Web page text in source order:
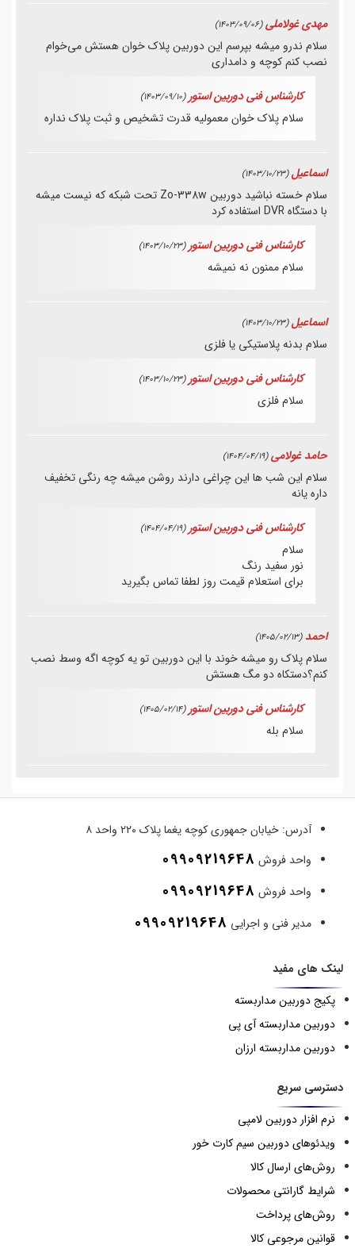
مهدی غولاملی(1403/09/06)
سلام ندرو میشه بپرسم این دوربین پلاک خوان هستش می‌خوام
نصب کنم کوچه و دامداری
کارشناس فنی دوربین استور (1403/09/10)
سلام پلاک خوان معمولیه قدرت تشخیص و ثبت پلاک نداره
اسماعیل (1403/10/23)
سلام خسته نباشید دوربین Zo-338w تحت شبکه که نیست میشه
با دستگاه DVR استفاده کرد
کارشناس فنی دوربین استور (1403/10/23)
سلام ممنون نه نمیشه
اسماعیل (1403/10/23)
سلام بدنه پلاستیکی یا فلزی
کارشناس فنی دوربین استور (1403/10/23)
سلام فلزی
حامد غولامی (1404/04/19)
سلام این شب ها این چراغی دارند روشن میشه چه رنگی تخفیف
داره یانه
کارشناس فنی دوربین استور (1404/04/19)
سلام
نور سفید رنگ
برای استعلام قیمت روز لطفا تماس بگیرید
احمد (1405/02/13)
سلام پلاک رو میشه خوند با این دوربین تو یه کوچه اگه وسط نصب
کنم؟دستکاه دو مگ هستش
کارشناس فنی دوربین استور (1405/02/14)
سلام بله
آدرس: خیابان جمهوری کوچه یغما پلاک ۲۲۰ واحد ۸
واحد فروش 09909219648
واحد فروش 09909219648
مدیر فنی و اجرایی 09909219648
لینک های مفید
پکیج دوربین مداربسته
دوربین مداربسته آی پی
دوربین مداربسته ارزان
دسترسی سریع
نرم افزار دوربین لامپی
ویدئوهای دوربین سیم کارت خور
روش‌های ارسال کالا
شرایط گارانتی محصولات
روش‌های پرداخت
قوانین مرجوعی کالا